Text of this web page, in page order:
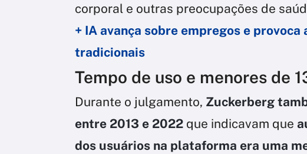
corporal e outras preocupações de
+ IA avança sobre empregos e
tradicionais
Tempo de uso e menores de
Durante o julgamento, Zuckerberg
entre 2013 e 2022 que indicavam que
dos usuários na plataforma era uma